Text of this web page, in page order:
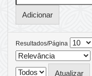
Resultados/Página